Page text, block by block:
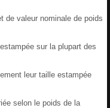
de valeur nominale de poids
sur la plupart des
leur taille estampée
selon le poids de la